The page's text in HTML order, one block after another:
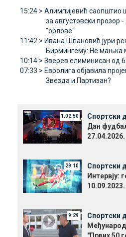
15:24 > Алимпијевић саопштио
за августовски прозор
"орлове"
11:42 > Ивана Шпановић јури
Бирмингему: Не мањка
10:14 > Зверев елиминисан од
07:33 > Евролига објавила
Звезда и Партизан?
1:02:50
Спортски
Дан
27.04.2026.
29:10
Спортски
Интервју:
10.09.2023.
9:29
Спортски